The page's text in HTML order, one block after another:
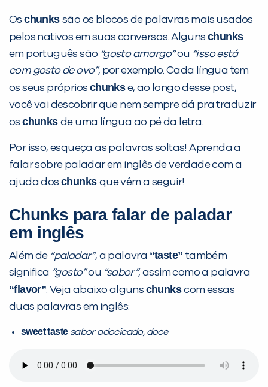
Oschunkssão os blocos de palavras mais usados
pelos nativos em suas conversas. Alguns chunks
em português são “gosto amargo”ou “isso está
com gosto de ovo”, por exemplo. Cada língua tem
os seus próprios chunkse, ao longo desse post,
você vai descobrir que nem sempre dá pra traduzir
oschunksde uma língua ao pé da letra.
Por isso, esqueça as palavras soltas! Aprenda a
falar sobre paladar em inglês de verdade com a
ajuda doschunks que vêm a seguir!
Chunks para falar de paladar
em inglês
Além de “paladar”, a palavra “taste” também
significa “gosto”ou “sabor”, assim como a palavra
“flavor”. Veja abaixo alguns chunkscom essas
duas palavras em inglês:
sweet taste sabor adocicado, doce